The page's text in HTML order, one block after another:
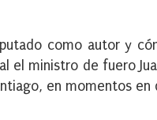
como autor y
el ministro de fuero
en momentos